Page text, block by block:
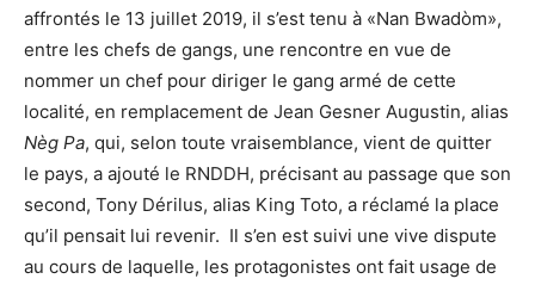
affrontés le 13 juillet 2019, il s’est tenu à «Nan Bwadòm»,
entre les chefs de gangs, une rencontre en vue de
nommer un chef pour diriger le gang armé de cette
localité, en remplacement de Jean Gesner Augustin, alias
Nèg Pa, qui, selon toute vraisemblance, vient de quitter
le pays, a ajouté le RNDDH, précisant au passage que son
second, Tony Dérilus, alias King Toto, a réclamé la place
qu’il pensait lui revenir. Il s’en est suivi une vive dispute
au cours de laquelle, les protagonistes ont fait usage de